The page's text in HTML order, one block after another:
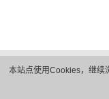
本站点使用Cookies，继续